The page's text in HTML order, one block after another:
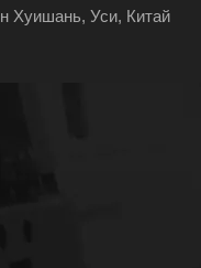
Хуишань, Уси, Китай